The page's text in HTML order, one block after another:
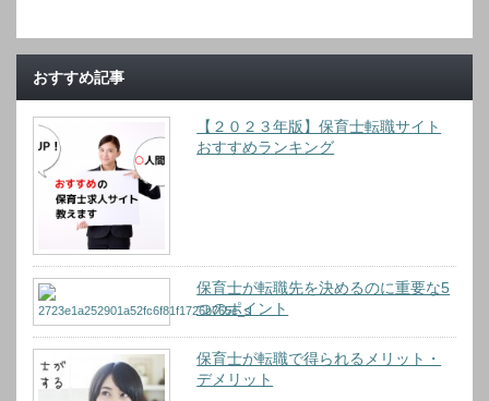
おすすめ記事
【２０２３年版】保育士転職サイト
おすすめランキング
保育士が転職先を決めるのに重要な5
つのポイント
保育士が転職で得られるメリット・
デメリット